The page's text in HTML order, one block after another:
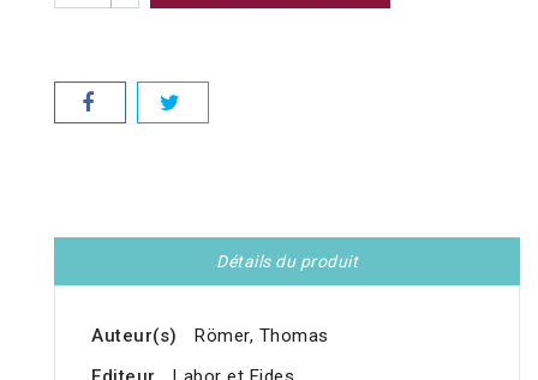
Détails du produit
Auteur(s)
Römer, Thomas